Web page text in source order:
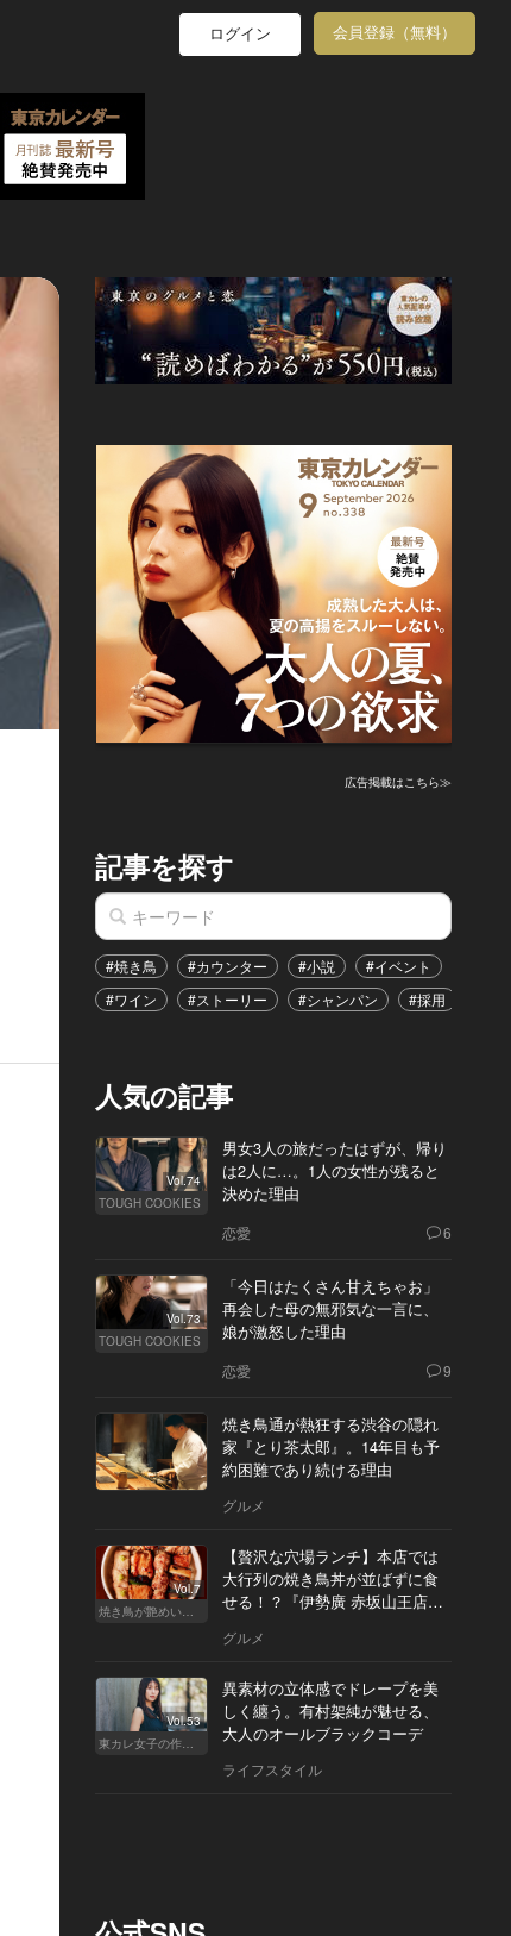
ログイン 会員登録（無料）
広告掲載はこちら≫
記事を探す
#焼き鳥 #カウンター #小説 #イベント
#ワイン
#ストーリー #シャンパン #採用
人気の記事
Vol.74
TOUGH COOKIES
男女3人の旅だったはずが、帰り
は2人に…。1人の女性が残ると
決めた理由
恋愛 6
Vol.73
TOUGH COOKIES
「今日はたくさん甘えちゃお」
再会した母の無邪気な一言に、
娘が激怒した理由
恋愛 9
焼き鳥通が熱狂する渋谷の隠れ
家『とり茶太郎』。14年目も予
約困難であり続ける理由
グルメ
Vol.7
焼き鳥が艶めいてきた
【贅沢な穴場ランチ】本店では
大行列の焼き鳥丼が並ばずに食
せる！？『伊勢廣 赤坂山王店』
グルメ
Vol.53
東カレ女子の作り方
異素材の立体感でドレープを美
しく纏う。有村架純が魅せる、
大人のオールブラックコーデ
ライフスタイル